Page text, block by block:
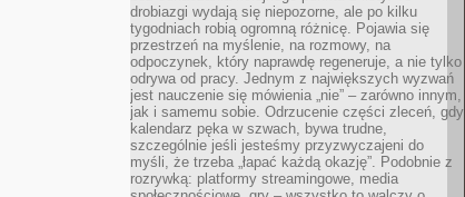
drobiazgi wydają się niepozorne, ale po kilku
tygodniach robią ogromną różnicę. Pojawia się
przestrzeń na myślenie, na rozmowy, na
odpoczynek, który naprawdę regeneruje, a nie tylko
odrywa od pracy. Jednym z największych wyzwań
jest nauczenie się mówienia „nie” – zarówno innym,
jak i samemu sobie. Odrzucenie części zleceń, gdy
kalendarz pęka w szwach, bywa trudne,
szczególnie jeśli jesteśmy przyzwyczajeni do
myśli, że trzeba „łapać każdą okazję”. Podobnie z
rozrywką: platformy streamingowe, media